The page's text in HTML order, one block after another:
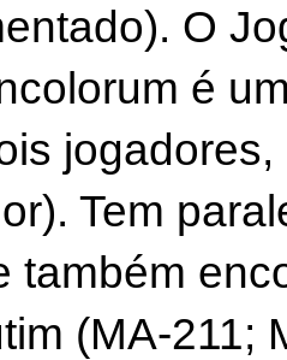
O
é
Tem
também
(MA-211;